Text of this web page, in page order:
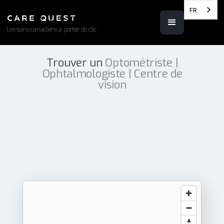
Les soins canadiens à portée de clic
FR
Trouver un Optométriste |
Ophtalmologiste | Centre de
vision